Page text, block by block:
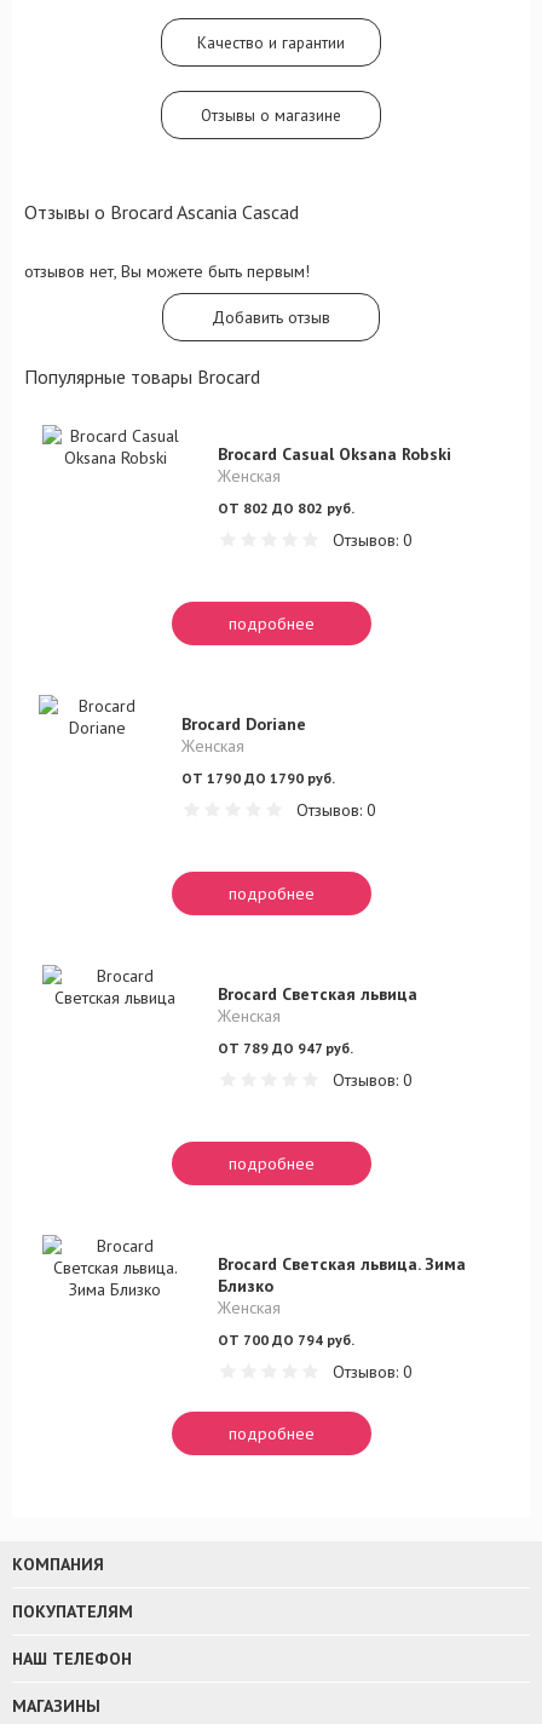
Ascania Cascad благородно раскрыт
сочетанием нектарина, ванили, пачули и
янтаря.
Качество и гарантии
Отзывы о магазине
Отзывы о Brocard Ascania Cascad
отзывов нет, Вы можете быть первым!
Добавить отзыв
Популярные товары Brocard
Brocard Casual Oksana Robski
Женская
ОТ 802 ДО 802 руб.
Отзывов: 0
подробнее
Brocard Doriane
Женская
ОТ 1790 ДО 1790 руб.
Отзывов: 0
подробнее
Brocard Светская львица
Женская
ОТ 789 ДО 947 руб.
Отзывов: 0
подробнее
Brocard Светская львица. Зима
Близко
Женская
ОТ 700 ДО 794 руб.
Отзывов: 0
подробнее
КОМПАНИЯ
ПОКУПАТЕЛЯМ
НАШ ТЕЛЕФОН
МАГАЗИНЫ